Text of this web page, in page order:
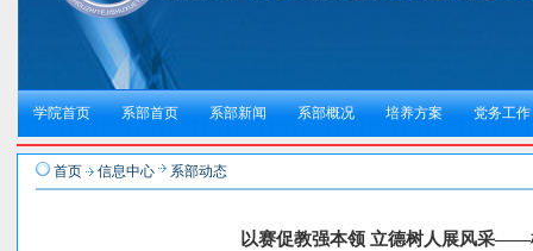
学院首页 系部首页 系部新闻 系部概况 培养方案 党务工作
首页 信息中心 系部动态
以赛促教强本领 立德树人展风采——